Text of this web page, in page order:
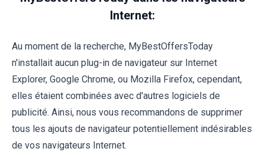
Internet:
Au moment de la recherche, MyBestOffersToday
n'installait aucun plug-in de navigateur sur Internet
Explorer, Google Chrome, ou Mozilla Firefox, cependant,
elles étaient combinées avec d'autres logiciels de
publicité. Ainsi, nous vous recommandons de supprimer
tous les ajouts de navigateur potentiellement indésirables
de vos navigateurs Internet.